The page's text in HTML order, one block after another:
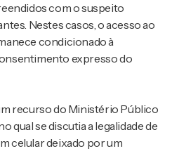
com o suspeito
Nestes casos, o acesso ao
condicionado à
expresso do
recurso do Ministério Público
qual se discutia a legalidade de
celular deixado por um